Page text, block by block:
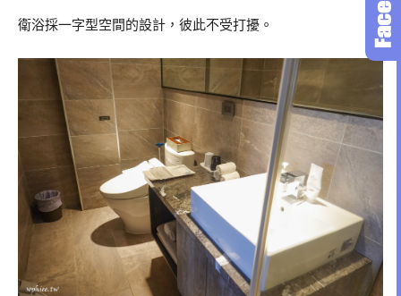
衛浴採一字型空間的設計，彼此不受打擾。